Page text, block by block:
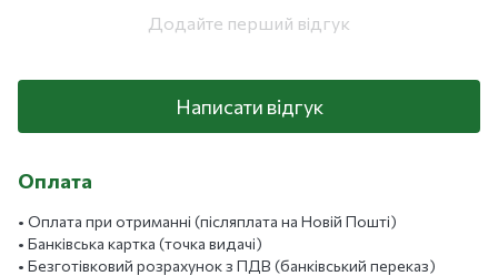
Додайте перший відгук
Написати відгук
Оплата
• Оплата при отриманні (післяплата на Новій Пошті)
• Банківська картка (точка видачі)
• Безготівковий розрахунок з ПДВ (банківський переказ)